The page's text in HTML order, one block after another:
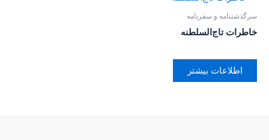
سرگذشتنامه و سفرنامه
خاطرات تاج‌السلطنه
اطلاعات بیشتر